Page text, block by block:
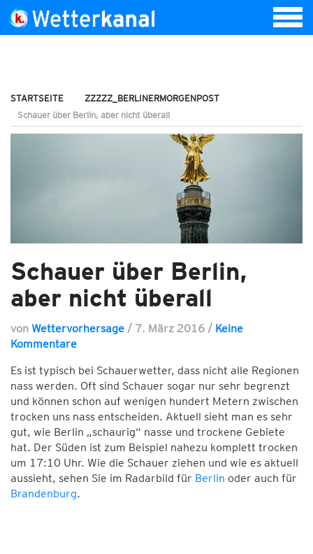
STARTSEITE
ZZZZZ_BERLINERMORGENPOST
Schauer über Berlin, aber nicht überall
Schauer über Berlin,
aber nicht überall
von Wettervorhersage / 7. März 2016 / Keine
Kommentare
Es ist typisch bei Schauerwetter, dass nicht alle Regionen
nass werden. Oft sind Schauer sogar nur sehr begrenzt
und können schon auf wenigen hundert Metern zwischen
trocken uns nass entscheiden. Aktuell sieht man es sehr
gut, wie Berlin „schaurig“ nasse und trockene Gebiete
hat. Der Süden ist zum Beispiel nahezu komplett trocken
um 17:10 Uhr. Wie die Schauer ziehen und wie es aktuell
aussieht, sehen Sie im Radarbild für Berlin oder auch für
Brandenburg.